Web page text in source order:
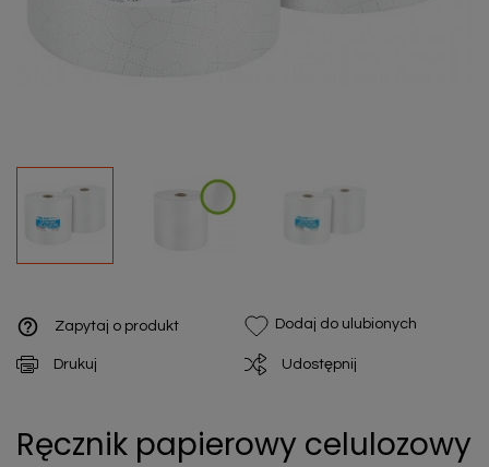
help_outline Zapytaj o produkt Dodaj do ulubionych
Drukuj Udostępnij
Ręcznik papierowy celulozowy